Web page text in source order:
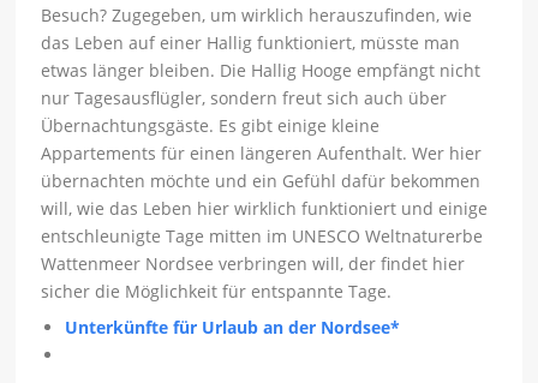
Besuch? Zugegeben, um wirklich herauszufinden, wie
das Leben auf einer Hallig funktioniert, müsste man
etwas länger bleiben. Die Hallig Hooge empfängt nicht
nur Tagesausflügler, sondern freut sich auch über
Übernachtungsgäste. Es gibt einige kleine
Appartements für einen längeren Aufenthalt. Wer hier
übernachten möchte und ein Gefühl dafür bekommen
will, wie das Leben hier wirklich funktioniert und einige
entschleunigte Tage mitten im UNESCO Weltnaturerbe
Wattenmeer Nordsee verbringen will, der findet hier
sicher die Möglichkeit für entspannte Tage.
Unterkünfte für Urlaub an der Nordsee*